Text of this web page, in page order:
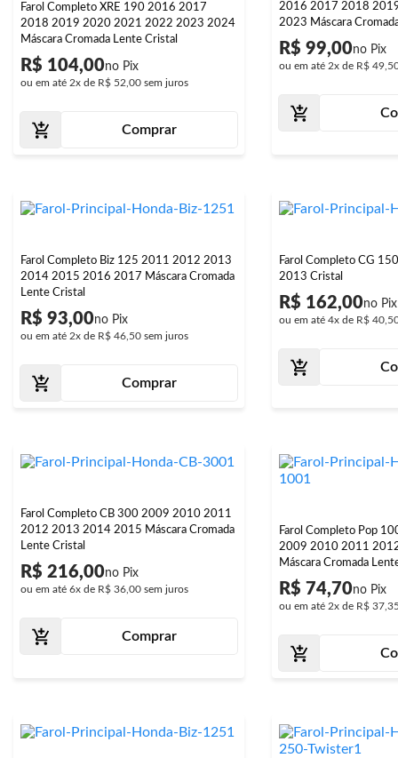
Farol Completo XRE 190 2016 2017
2018 2019 2020 2021 2022 2023 2024
Máscara Cromada Lente Cristal
R$ 104,00
ou em até 2x de R$ 52,00 sem juros
Comprar
2016 2017 2018
2023 Máscara
R$ 99,00
ou em até 2x de R$
Farol Completo Biz 125 2011 2012 2013
2014 2015 2016 2017 Máscara Cromada
Lente Cristal
R$ 93,00
ou em até 2x de R$ 46,50 sem juros
Comprar
Farol Completo CG
2013 Cristal
R$ 162,00
ou em até 4x de R$
Farol Completo CB 300 2009 2010 2011
2012 2013 2014 2015 Máscara Cromada
Lente Cristal
R$ 216,00
ou em até 6x de R$ 36,00 sem juros
Comprar
Farol Completo Pop
2009 2010 2011
Máscara Cromada
R$ 74,70
ou em até 2x de R$